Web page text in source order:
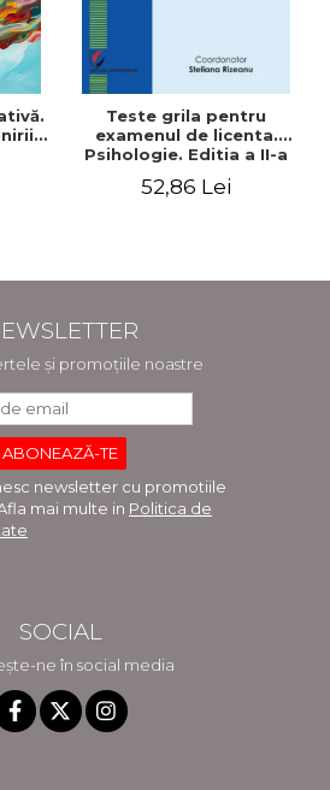
Teste grila pentru
examenul de licenta.
Psihologie. Editia a II-a
revizuita si adaugita
52,86 Lei
și promoțiile noastre
newsletter cu promotiile
mai multe in Politica de
SOCIAL
ne în social media